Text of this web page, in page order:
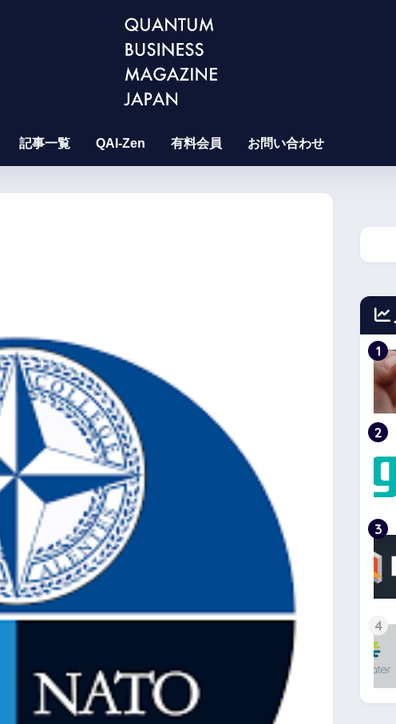
記事一覧 QAI-Zen 有料会員 お問い合わせ
1
2
3
4